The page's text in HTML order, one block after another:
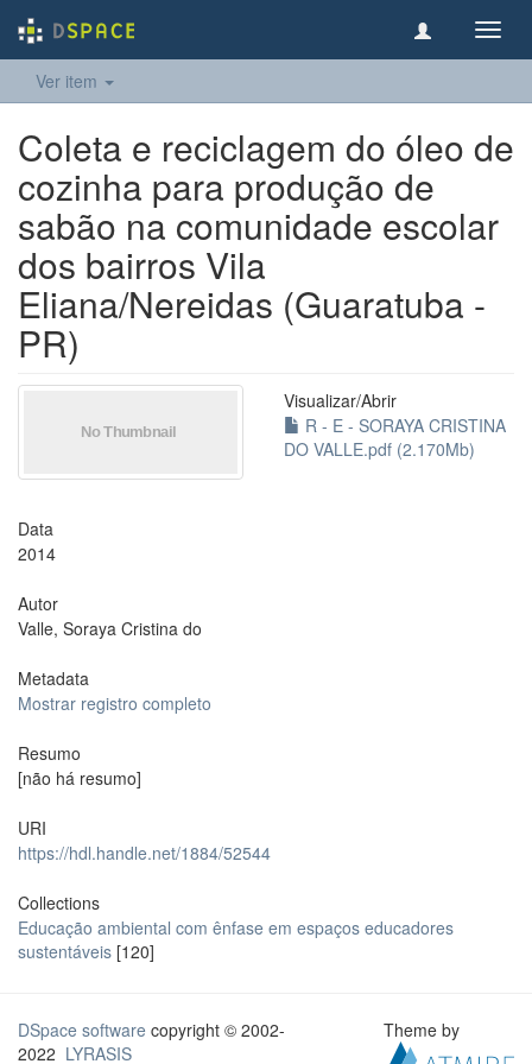
Ver item
Coleta e reciclagem do óleo de
cozinha para produção de
sabão na comunidade escolar
dos bairros Vila
Eliana/Nereidas (Guaratuba -
PR)
Visualizar/Abrir
R - E - SORAYA CRISTINA
DO VALLE.pdf (2.170Mb)
Data
2014
Autor
Valle, Soraya Cristina do
Metadata
Mostrar registro completo
Resumo
[não há resumo]
URI
https://hdl.handle.net/1884/52544
Collections
Educação ambiental com ênfase em espaços educadores
sustentáveis [120]
DSpace software copyright © 2002-
2022 LYRASIS
Theme by